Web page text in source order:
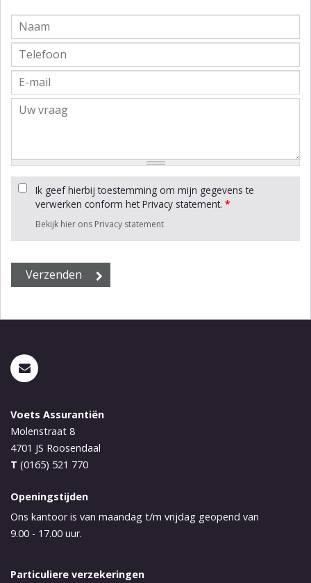
Ik geef hierbij toestemming om mijn gegevens te
verwerken conform het Privacy statement. *
Bekijk hier ons Privacy statement
Voets Assurantiën
Molenstraat 8
4701 JS Roosendaal
T (0165) 521 770
Openingstijden
Ons kantoor is van maandag t/m vrijdag geopend van
9.00 - 17.00 uur.
Particuliere verzekeringen